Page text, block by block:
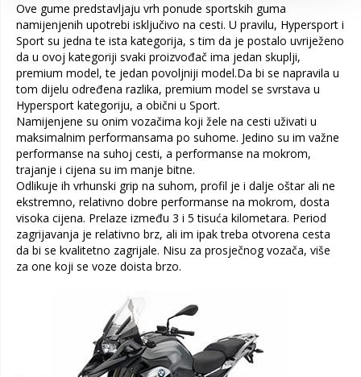
Ove gume predstavljaju vrh ponude sportskih guma
namijenjenih upotrebi isključivo na cesti. U pravilu, Hypersport i
Sport su jedna te ista kategorija, s tim da je postalo uvriježeno
da u ovoj kategoriji svaki proizvođač ima jedan skuplji,
premium model, te jedan povoljniji model.Da bi se napravila u
tom dijelu određena razlika, premium model se svrstava u
Hypersport kategoriju, a obični u Sport.
Namijenjene su onim vozačima koji žele na cesti uživati u
maksimalnim performansama po suhome. Jedino su im važne
performanse na suhoj cesti, a performanse na mokrom,
trajanje i cijena su im manje bitne.
Odlikuje ih vrhunski grip na suhom, profil je i dalje oštar ali ne
ekstremno, relativno dobre performanse na mokrom, dosta
visoka cijena. Prelaze između 3 i 5 tisuća kilometara. Period
zagrijavanja je relativno brz, ali im ipak treba otvorena cesta
da bi se kvalitetno zagrijale. Nisu za prosječnog vozača, više
za one koji se voze doista brzo.